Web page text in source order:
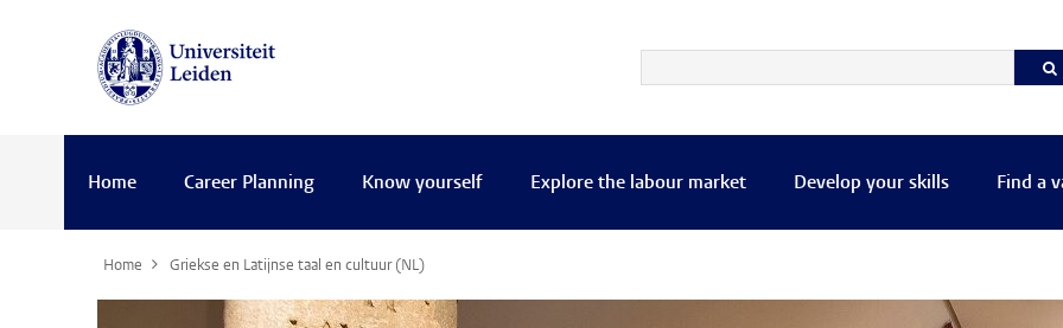
Home Career Planning Know yourself Explore the labour market Develop your skills Find a
Home Griekse en Latijnse taal en cultuur (NL)